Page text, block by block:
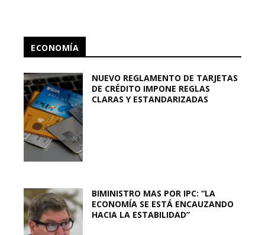
ECONOMÍA
NUEVO REGLAMENTO DE TARJETAS
DE CRÉDITO IMPONE REGLAS
CLARAS Y ESTANDARIZADAS
BIMINISTRO MAS POR IPC: “LA
ECONOMÍA SE ESTÁ ENCAUZANDO
HACIA LA ESTABILIDAD”